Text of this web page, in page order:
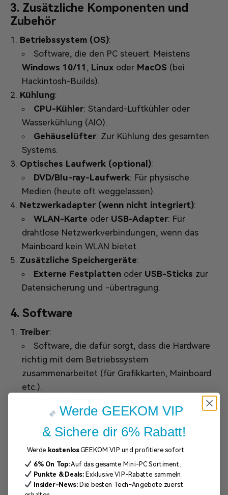
3. Zusätzliche Komponenten und
Zubehör
Betriebssystem (OS):
Software, die den PC steuert. Meistens
Windows 10/11 , Linux oder MacOS (bei
Hackintosh-Builds).
Kühlung:
CPU-Kühler: Standard-Luftkühler oder
Wasserkühlung (AIO).
Gehäuselüfter: Zur Kühlung des gesamten
Systems.
Optisches Laufwerk (optional):
DVD/Blu-ray-Laufwerk: Für physische
Medien (heute oft weggelassen).
Netzwerkadapter (wenn nicht integriert):
WLAN-Karte oder USB-Adapter: Für
drahtlose Netzwerkverbindungen, wenn das
Mainboard kein WLAN bietet.
Zusätzliche Speichergeräte:
Externe Festplatten oder USB-Sticks zur
Datensicherung und -übertragung.
4. Software
Treiber:
Software, die dafür sorgt, dass die Hardware
richtig mit dem Betriebssystem
zusammenarbeitet (für Grafikkarten, Mainboard
etc.).
Um den PC vor Malware zu schützen.
Programme und Anwendungen:
Netzwerk und Internet
Werde GEEKOM VIP
& Sichere dir 6% Rabatt!
Werde kostenlosGEEKOM VIP und profitiere sofort.
6% On Top:Auf das gesamte Mini-PC Sortiment.
Punkte & Deals:Exklusive VIP-Rabatte sammeln.
Insider-News:Die besten Tech-Angebote zuerst